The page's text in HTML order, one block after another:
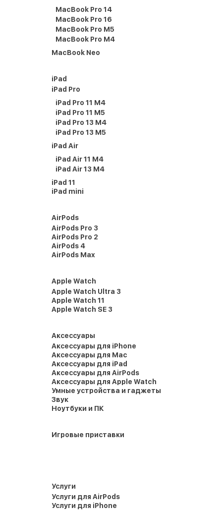
MacBook Pro 14
MacBook Pro 16
MacBook Pro M5
MacBook Pro M4
MacBook Neo
iPad
iPad Pro
iPad Pro 11 M4
iPad Pro 11 M5
iPad Pro 13 M4
iPad Pro 13 M5
iPad Air
iPad Air 11 M4
iPad Air 13 M4
iPad 11
iPad mini
AirPods
AirPods Pro 3
AirPods Pro 2
AirPods 4
AirPods Max
Apple Watch
Apple Watch Ultra 3
Apple Watch 11
Apple Watch SE 3
Аксессуары
Аксессуары для iPhone
Аксессуары для Mac
Аксессуары для iPad
Аксессуары для AirPods
Аксессуары для Apple Watch
Умные устройства и гаджеты
Звук
Ноутбуки и ПК
Игровые приставки
Услуги
Услуги для AirPods
Услуги для iPhone